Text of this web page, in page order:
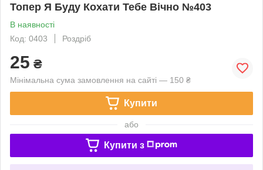
Топер Я Буду Кохати Тебе Вічно №403
В наявності
Код: 0403
Роздріб
25 ₴
Мінімальна сума замовлення на сайті — 150 ₴
Купити
або
Купити з